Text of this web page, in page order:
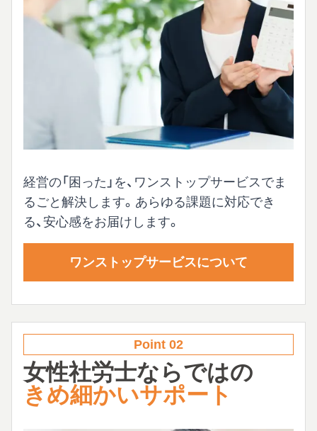
経営の「困った」を、ワンストップサービスでま
るごと解決します。あらゆる課題に対応でき
る、安心感をお届けします。
ワンストップサービスについて
Point 02
女性社労士ならではの
きめ細かいサポート